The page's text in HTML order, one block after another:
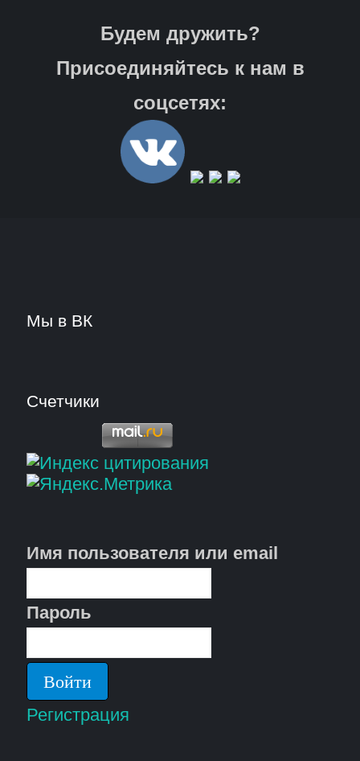
Будем дружить?
Присоединяйтесь к нам в
соцсетях:
Мы в ВК
Счетчики
Имя пользователя или email
Пароль
Регистрация